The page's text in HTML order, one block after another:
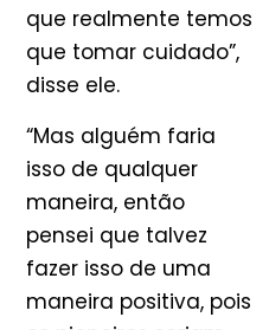
que realmente temos
que tomar cuidado”,
disse ele.
“Mas alguém faria
isso de qualquer
maneira, então
pensei que talvez
fazer isso de uma
maneira positiva, pois